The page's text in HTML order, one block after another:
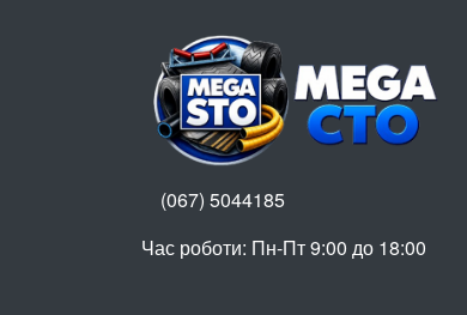
(067) 5044185
Час роботи: Пн-Пт 9:00 до 18:00